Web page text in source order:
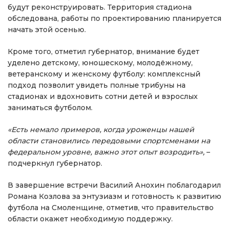
будут реконструировать. Территория стадиона
обследована, работы по проектированию планируется
начать этой осенью.
Кроме того, отметил губернатор, внимание будет
уделено детскому, юношескому, молодёжному,
ветеранскому и женскому футболу: комплексный
подход позволит увидеть полные трибуны на
стадионах и вдохновить сотни детей и взрослых
заниматься футболом.
«Есть немало примеров, когда уроженцы нашей
области становились передовыми спортсменами на
федеральном уровне, важно этот опыт возродить», –
подчеркнул губернатор.
В завершение встречи Василий Анохин поблагодарил
Романа Козлова за энтузиазм и готовность к развитию
футбола на Смоленщине, отметив, что правительство
области окажет необходимую поддержку.